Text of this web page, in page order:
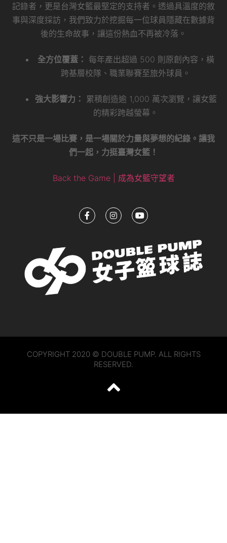
記錄者，更是台灣女籃最堅定的支持者。透過具溫度的敘
事與深度採訪，我們致力於挖掘每一位球員隱藏在數據背
後的生命故事，讓這份熱血不再被冷落。
全方位覆蓋： 每年產出超過 500 則原創內容，橫
跨基層校隊、職業聯賽至旅外球員。
強大影響力：
累積創造逾 1,000 萬次瀏覽，讓女籃
的精彩跨越螢幕。
這不只是一場比賽，是一場關於力量與夢想的紀錄。讓我
們一起，力挺臺灣女籃！
Back the Game | 成為女籃守望者
COPYRIGHT 2020 © DOUBLE PUMP. ALL RIGHTS
RESERVED.